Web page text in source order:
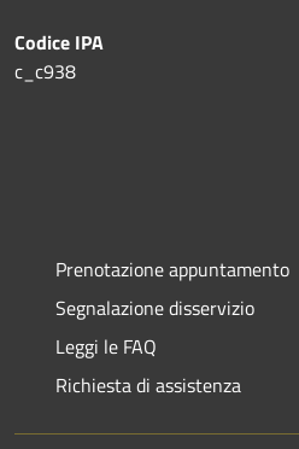
Codice IPA
c_c938
Prenotazione appuntamento
Segnalazione disservizio
Leggi le FAQ
Richiesta di assistenza